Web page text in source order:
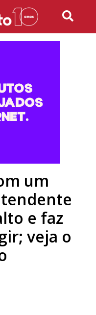
um
e faz
veja o